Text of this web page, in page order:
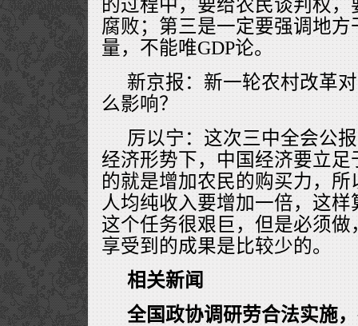
的过程中，要给农民谈判权
腐败；第三是一定要强调地
量，不能唯GDP论。
新京报：新一轮农村改革
么影响？
厉以宁：这次三中全会公
经济形势下，中国经济要立
的就是增加农民的购买力，所
人均纯收入要增加一倍，这
这个任务很艰巨，但是必须
享受到的成果是比较少的。
相关新闻
全国政协调研劳合法实施